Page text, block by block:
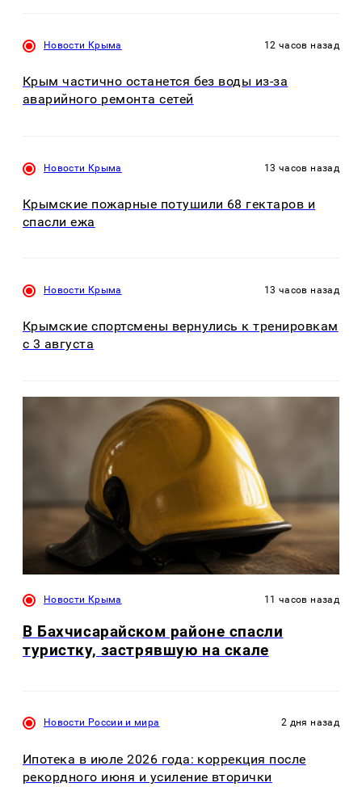
Новости Крыма 12 часов назад
Крым частично останется без воды из-за
аварийного ремонта сетей
Новости Крыма 13 часов назад
Крымские пожарные потушили 68 гектаров и
спасли ежа
Новости Крыма 13 часов назад
Крымские спортсмены вернулись к тренировкам
с 3 августа
Новости Крыма 11 часов назад
В Бахчисарайском районе спасли
туристку, застрявшую на скале
Новости России и мира 2 дня назад
Ипотека в июле 2026 года: коррекция после
рекордного июня и усиление вторички